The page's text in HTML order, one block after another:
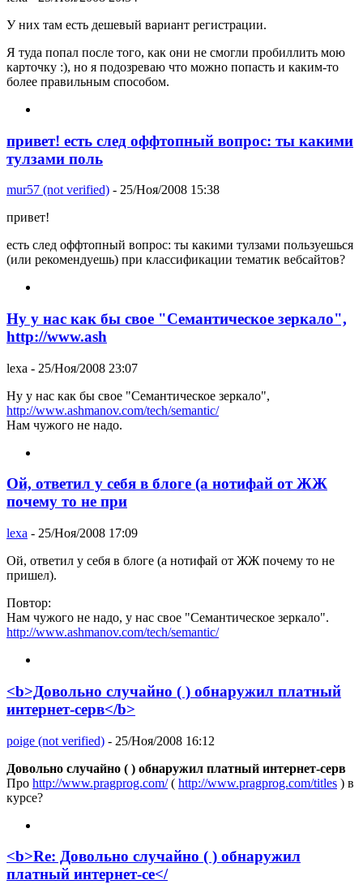
У них там есть дешевый вариант регистрации.
Я туда попал после того, как они не смогли пробиллить мою
карточку :), но я подозреваю что можно попасть и каким-то
более правильным способом.
привет! есть след оффтопный вопрос: ты какими
тулзами поль
mur57 (not verified) - 25/Ноя/2008 15:38
привет!
есть след оффтопный вопрос: ты какими тулзами пользуешься
(или рекомендуешь) при классификации тематик вебсайтов?
Ну у нас как бы свое "Семантическое зеркало",
http://www.ash
lexa - 25/Ноя/2008 23:07
Ну у нас как бы свое "Семантическое зеркало",
http://www.ashmanov.com/tech/semantic/
Нам чужого не надо.
Ой, ответил у себя в блоге (а нотифай от ЖЖ
почему то не при
lexa - 25/Ноя/2008 17:09
Ой, ответил у себя в блоге (а нотифай от ЖЖ почему то не
пришел).
Повтор:
Нам чужого не надо, у нас свое "Семантическое зеркало".
http://www.ashmanov.com/tech/semantic/
<b>Довольно случайно ( ) обнаружил платный
интернет-серв</b>
poige (not verified) - 25/Ноя/2008 16:12
Довольно случайно ( ) обнаружил платный интернет-серв
Про http://www.pragprog.com/( http://www.pragprog.com/titles ) в
курсе?
<b>Re: Довольно случайно ( ) обнаружил
платный интернет-се</